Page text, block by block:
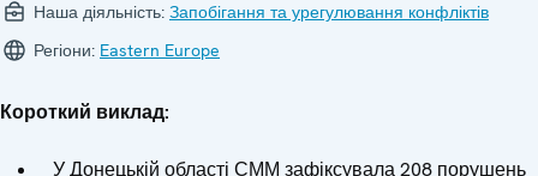
Наша діяльність: Запобігання та урегулювання конфліктів
Регіони: Eastern Europe
Короткий виклад:
У Донецькій області СММ зафіксувала 208 порушень